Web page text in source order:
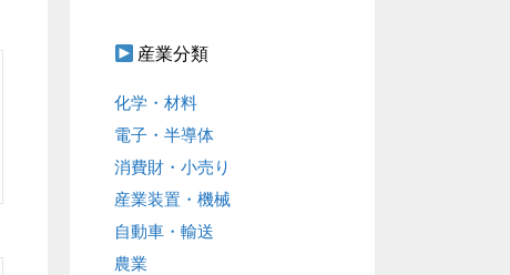
産業分類
化学・材料
電子・半導体
消費財・小売り
産業装置・機械
自動車・輸送
農業